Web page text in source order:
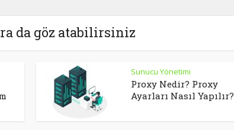
da göz atabilirsiniz
Sunucu Yönetimi
Proxy Nedir? Proxy
Ayarları Nasıl Yapılır?